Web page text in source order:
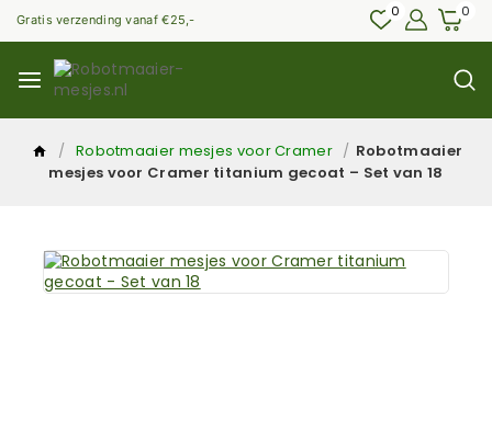
Gratis verzending vanaf €25,- 0 0
/ Robotmaaier mesjes voor Cramer / Robotmaaier
mesjes voor Cramer titanium gecoat – Set van 18